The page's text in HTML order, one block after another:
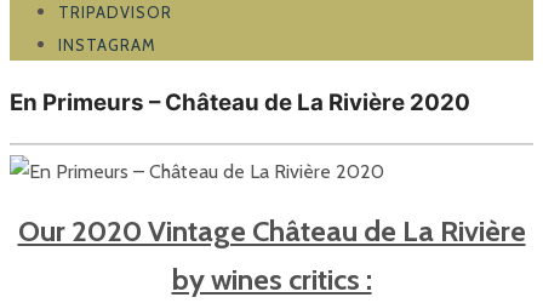
TRIPADVISOR
INSTAGRAM
En Primeurs – Château de La Rivière 2020
Our 2020 Vintage Château de La Rivière
by wines critics :